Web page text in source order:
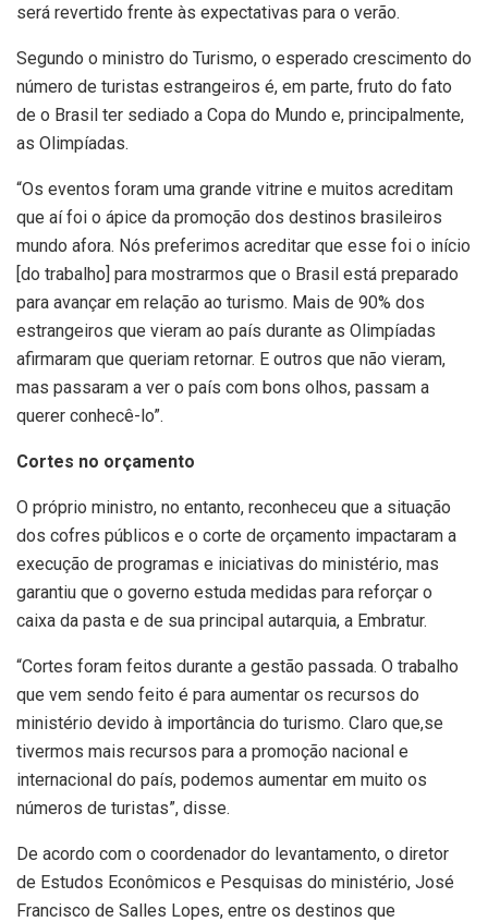
será revertido frente às expectativas para o verão.
Segundo o ministro do Turismo, o esperado crescimento do
número de turistas estrangeiros é, em parte, fruto do fato
de o Brasil ter sediado a Copa do Mundo e, principalmente,
as Olimpíadas.
“Os eventos foram uma grande vitrine e muitos acreditam
que aí foi o ápice da promoção dos destinos brasileiros
mundo afora. Nós preferimos acreditar que esse foi o início
[do trabalho] para mostrarmos que o Brasil está preparado
para avançar em relação ao turismo. Mais de 90% dos
estrangeiros que vieram ao país durante as Olimpíadas
afirmaram que queriam retornar. E outros que não vieram,
mas passaram a ver o país com bons olhos, passam a
querer conhecê-lo”.
Cortes no orçamento
O próprio ministro, no entanto, reconheceu que a situação
dos cofres públicos e o corte de orçamento impactaram a
execução de programas e iniciativas do ministério, mas
garantiu que o governo estuda medidas para reforçar o
caixa da pasta e de sua principal autarquia, a Embratur.
“Cortes foram feitos durante a gestão passada. O trabalho
que vem sendo feito é para aumentar os recursos do
ministério devido à importância do turismo. Claro que,se
tivermos mais recursos para a promoção nacional e
internacional do país, podemos aumentar em muito os
números de turistas”, disse.
De acordo com o coordenador do levantamento, o diretor
de Estudos Econômicos e Pesquisas do ministério, José
Francisco de Salles Lopes, entre os destinos que